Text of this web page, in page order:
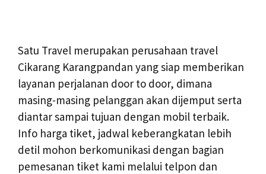
Satu Travel merupakan perusahaan travel
Cikarang Karangpandan yang siap memberikan
layanan perjalanan door to door, dimana
masing-masing pelanggan akan dijemput serta
diantar sampai tujuan dengan mobil terbaik.
Info harga tiket, jadwal keberangkatan lebih
detil mohon berkomunikasi dengan bagian
pemesanan tiket kami melalui telpon dan